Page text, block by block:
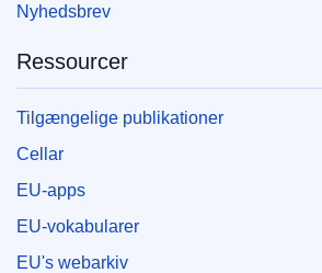
Nyhedsbrev
Ressourcer
Tilgængelige publikationer
Cellar
EU-apps
EU-vokabularer
EU's webarkiv